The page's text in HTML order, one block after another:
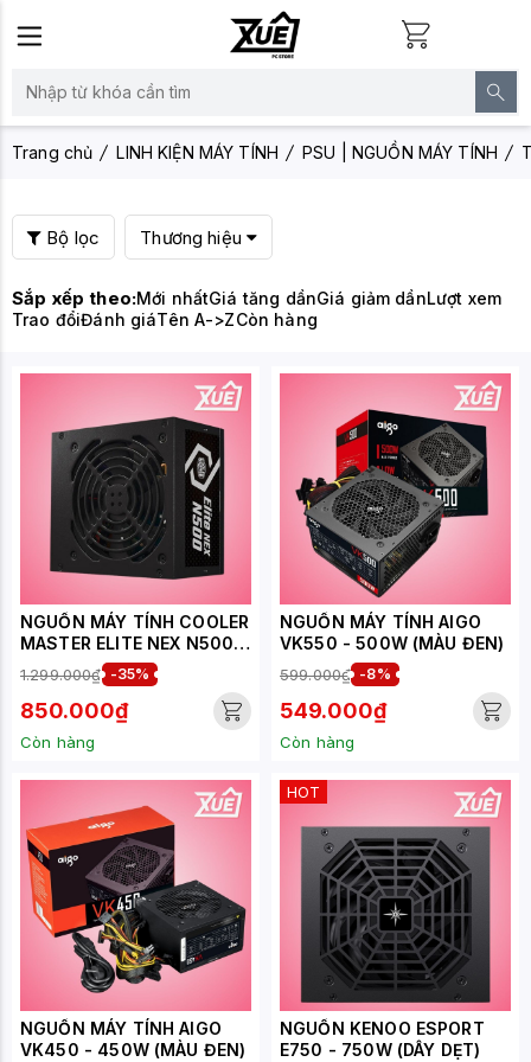
Trang chủ LINH KIỆN MÁY TÍNH PSU | NGUỒN MÁY TÍNH
Bộ lọc Thương hiệu
Sắp xếp theo:Mới nhấtGiá tăng dầnGiá giảm dầnLượt xem
Trao đổiĐánh giáTên A->ZCòn hàng
NGUỒN MÁY TÍNH COOLER
MASTER ELITE NEX N500
230V - 500W (APFC)
1.299.000₫ -35%
850.000₫
Còn hàng
NGUỒN MÁY TÍNH AIGO
VK550 - 500W (MÀU ĐEN)
599.000₫ -8%
549.000₫
Còn hàng
NGUỒN MÁY TÍNH AIGO
VK450 - 450W (MÀU ĐEN)
HOT
NGUỒN KENOO ESPORT
E750 - 750W (DÂY DẸT)